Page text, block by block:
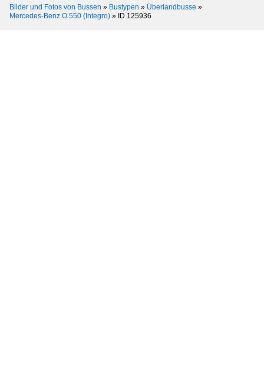
Bilder und Fotos von Bussen » Bustypen » Überlandbusse »
Mercedes-Benz O 550 (Integro) » ID 125936